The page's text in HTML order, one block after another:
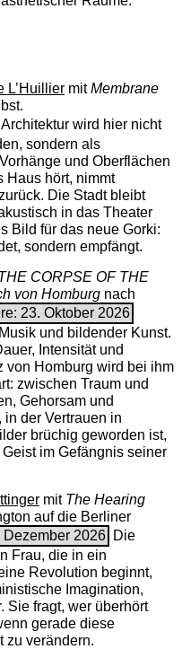
L’Huilliermit ­Membrane
Architektur wird hier nicht
sondern als
und Oberflächen
Haus hört, nimmt
Die Stadt bleibt
in das Theater
Bild für das neue Gorki:
sondern empfängt.
CORPSE OF THE
von Homburgnach
23. Oktober 2026
und bildender Kunst.
Intensität und
von Homburg wird bei ihm
zwischen Traum und
Gehorsam und
in der Vertrauen in
brüchig geworden ist,
im Gefängnis seiner
mit The ­Hearing
auf die Berliner
Dezember 2026 Die
Frau, die in ein
Revolution beginnt,
Imagination,
Sie fragt, wer überhört
gerade diese
zu verändern.